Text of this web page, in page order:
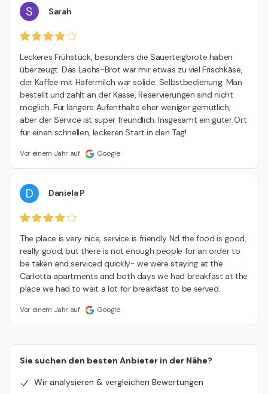
S Sarah
Leckeres Frühstück, besonders die Sauerteigbrote haben
überzeugt. Das Lachs-Brot war mir etwas zu viel Frischkäse,
der Kaffee mit Hafermilch war solide. Selbstbedienung: Man
bestellt und zahlt an der Kasse, Reservierungen sind nicht
möglich. Für längere Aufenthalte eher weniger gemütlich,
aber der Service ist super freundlich. Insgesamt ein guter Ort
für einen schnellen, leckeren Start in den Tag!
Vor einem Jahr auf Google
D Daniela P
The place is very nice, service is friendly Nd the food is good,
really good, but there is not enough people for an order to
be taken and serviced quickly- we were staying at the
Carlotta apartments and both days we had breakfast at the
place we had to wait a lot for breakfast to be served.
Vor einem Jahr auf Google
Sie suchen den besten Anbieter in der Nähe?
Wir analysieren & vergleichen Bewertungen